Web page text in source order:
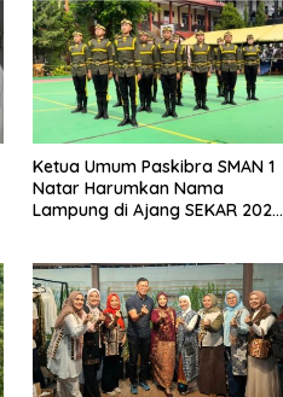
Ketua Umum Paskibra SMAN 1
Natar Harumkan Nama
Lampung di Ajang SEKAR 2026